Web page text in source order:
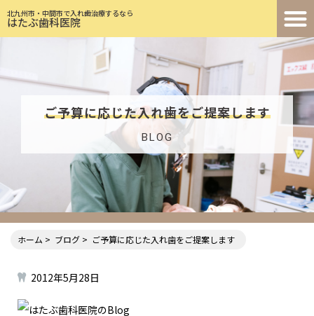
北九州市・中間市で入れ歯治療するなら
はたぶ歯科医院
ご予算に応じた入れ歯をご提案します
BLOG
ホーム ブログ ご予算に応じた入れ歯をご提案します
2012年5月28日